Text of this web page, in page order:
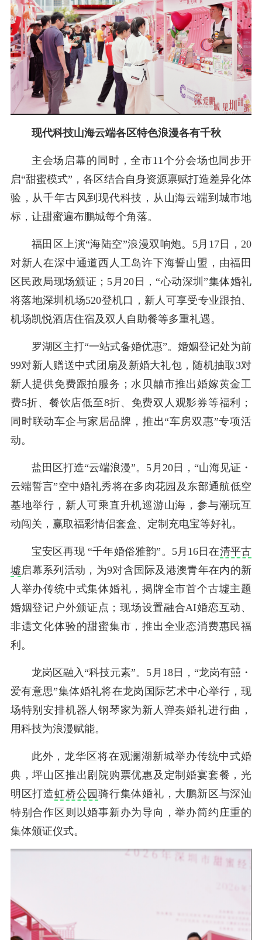
现代科技山海云端各区特色浪漫各有千秋
主会场启幕的同时，全市11个分会场也同步开
启“甜蜜模式”，各区结合自身资源禀赋打造差异化体
验，从千年古风到现代科技，从山海云端到城市地
标，让甜蜜遍布鹏城每个角落。
福田区上演“海陆空”浪漫双响炮。5月17日，20
对新人在深中通道西人工岛许下海誓山盟，由福田
区民政局现场颁证；5月20日，“心动深圳”集体婚礼
将落地深圳机场520登机口，新人可享受专业跟拍、
机场凯悦酒店住宿及双人自助餐等多重礼遇。
罗湖区主打“一站式备婚优惠”。婚姻登记处为前
99对新人赠送中式团扇及新婚大礼包，随机抽取3对
新人提供免费跟拍服务；水贝囍市推出婚嫁黄金工
费5折、餐饮店低至8折、免费双人观影券等福利；
同时联动车企与家居品牌，推出“车房双惠”专项活
动。
盐田区打造“云端浪漫”。5月20日，“山海见证・
云端誓言”空中婚礼秀将在多肉花园及东部通航低空
基地举行，新人可乘直升机巡游山海，参与潮玩互
动闯关，赢取福彩情侣套盒、定制充电宝等好礼。
宝安区再现 “千年婚俗雅韵”。5月16日在清平古
墟 启幕系列活动，为9对含国际及港澳青年在内的新
人举办传统中式集体婚礼，揭牌全市首个古墟主题
婚姻登记户外颁证点；现场设置融合AI婚恋互动、
非遗文化体验的甜蜜集市，推出全业态消费惠民福
利。
龙岗区融入“科技元素”。5月18日，“龙岗有囍・
爱有意思”集体婚礼将在龙岗国际艺术中心举行，现
场特别安排机器人钢琴家为新人弹奏婚礼进行曲，
用科技为浪漫赋能。
此外，龙华区将在观澜湖新城举办传统中式婚
典，坪山区推出剧院购票优惠及定制婚宴套餐，光
明区打造虹桥公园骑行集体婚礼，大鹏新区与深汕
特别合作区则以婚事新办为导向，举办简约庄重的
集体颁证仪式。